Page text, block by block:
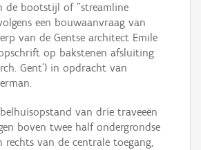
de bootstijl of "streamline
een bouwaanvraag van
van de Gentse architect Emile
op bakstenen afsluiting
Gent') in opdracht van
van drie traveeën
boven twee half ondergrondse
rechts van de centrale toegang,